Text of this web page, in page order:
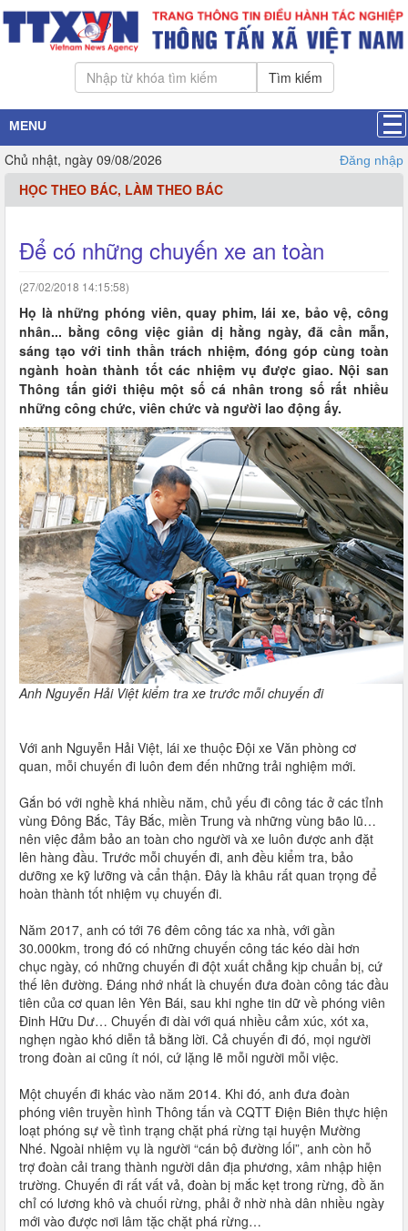
Tìm kiếm
MENU
Chủ nhật, ngày 09/08/2026 Đăng nhập
HỌC THEO BÁC, LÀM THEO BÁC
Để có những chuyến xe an toàn
(27/02/2018 14:15:58)
Họ là những phóng viên, quay phim, lái xe, bảo vệ, công
nhân... bằng công việc giản dị hằng ngày, đã cần mẫn,
sáng tạo với tinh thần trách nhiệm, đóng góp cùng toàn
ngành hoàn thành tốt các nhiệm vụ được giao. Nội san
Thông tấn giới thiệu một số cá nhân trong số rất nhiều
những công chức, viên chức và người lao động ấy.
Anh Nguyễn Hải Việt kiểm tra xe trước mỗi chuyến đi
Với anh Nguyễn Hải Việt, lái xe thuộc Đội xe Văn phòng cơ
quan, mỗi chuyến đi luôn đem đến những trải nghiệm mới.
Gắn bó với nghề khá nhiều năm, chủ yếu đi công tác ở các tỉnh
vùng Đông Bắc, Tây Bắc, miền Trung và những vùng bão lũ…
nên việc đảm bảo an toàn cho người và xe luôn được anh đặt
lên hàng đầu. Trước mỗi chuyến đi, anh đều kiểm tra, bảo
dưỡng xe kỹ lưỡng và cẩn thận. Đây là khâu rất quan trọng để
hoàn thành tốt nhiệm vụ chuyến đi.
Năm 2017, anh có tới 76 đêm công tác xa nhà, với gần
30.000km, trong đó có những chuyến công tác kéo dài hơn
chục ngày, có những chuyến đi đột xuất chẳng kịp chuẩn bị, cứ
thế lên đường. Đáng nhớ nhất là chuyến đưa đoàn công tác đầu
tiên của cơ quan lên Yên Bái, sau khi nghe tin dữ về phóng viên
Đinh Hữu Dư… Chuyến đi dài với quá nhiều cảm xúc, xót xa,
nghẹn ngào khó diễn tả bằng lời. Cả chuyến đi đó, mọi người
trong đoàn ai cũng ít nói, cứ lặng lẽ mỗi người mỗi việc.
Một chuyến đi khác vào năm 2014. Khi đó, anh đưa đoàn
phóng viên truyền hình Thông tấn và CQTT Điện Biên thực hiện
loạt phóng sự về tình trạng chặt phá rừng tại huyện Mường
Nhé. Ngoài nhiệm vụ là người “cán bộ đường lối”, anh còn hỗ
trợ đoàn cải trang thành người dân địa phương, xâm nhập hiện
trường. Chuyến đi rất vất vả, đoàn bị mắc kẹt trong rừng, đồ ăn
chỉ có lương khô và chuối rừng, phải ở nhờ nhà dân nhiều ngày
mới vào được nơi lâm tặc chặt phá rừng…